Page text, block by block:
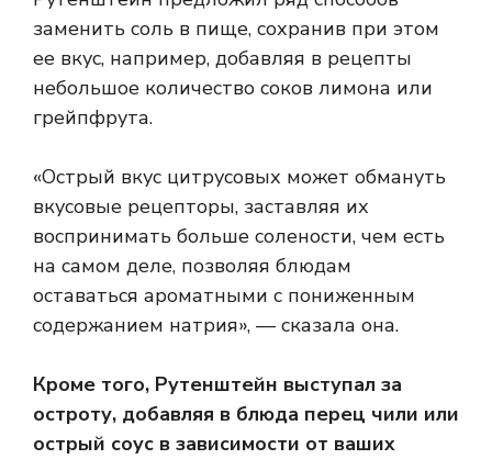
заменить соль в пище, сохранив при этом
ее вкус, например, добавляя в рецепты
небольшое количество соков лимона или
грейпфрута.
«Острый вкус цитрусовых может обмануть
вкусовые рецепторы, заставляя их
воспринимать больше солености, чем есть
на самом деле, позволяя блюдам
оставаться ароматными с пониженным
содержанием натрия», — сказала она.
Кроме того, Рутенштейн выступал за
остроту, добавляя в блюда перец чили или
острый соус в зависимости от ваших